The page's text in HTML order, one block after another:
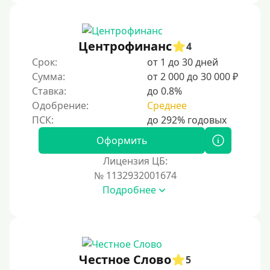
Не выходя из дома
Без посещения офиса
В офисе
В ломбарде
Роботы займов
Онлайн на карту в Telegram
Без списания денег с карты
Денежным переводом
На Яндекс Деньги
Без привязки карты
Центрофинанс
4
Срок:
от 1 до 30 дней
Сумма:
от 2 000 до 30 000 ₽
Ставка:
до 0.8%
Одобрение:
Среднее
Оформить
Лицензия ЦБ:
№ 1132932001674
Подробнее
Честное Слово
5